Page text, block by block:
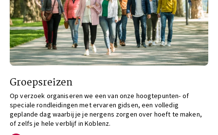
Groepsreizen
Op verzoek organiseren we een van onze hoogtepunten- of
speciale rondleidingen met ervaren gidsen, een volledig
geplande dag waarbij je je nergens zorgen over hoeft te maken,
of zelfs je hele verblijf in Koblenz.